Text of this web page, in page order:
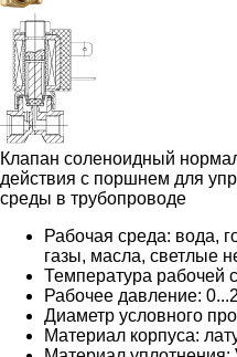
Клапан соленоидный
действия с поршнем для
среды в трубопроводе
Рабочая среда: вода,
газы, масла, светлые
Температура рабочей
Рабочее давление:
Диаметр условного
Материал корпуса: